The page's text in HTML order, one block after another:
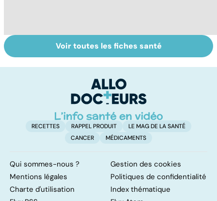
La tuberculose
pulmonaire
Tout savoir sur
les infections
Voir toutes les fiches santé
RECETTES RAPPEL PRODUIT
LE MAG DE LA SANTÉ
CANCER
MÉDICAMENTS
Qui sommes-nous ?
Gestion des cookies
Mentions légales
Politiques de confidentialité
Charte d'utilisation
Index thématique